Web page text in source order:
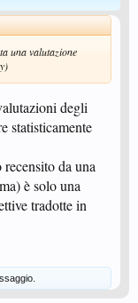
una valutazione
degli
statisticamente
da una
è solo una
tradotte in